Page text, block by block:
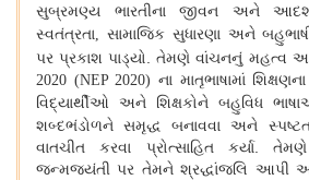
સુબ્રમણ્ય ભારતીના જીવન અને
સ્વતંત્રતા
સામાજિક સુધારણા અને
પર પ્રકાશ પાડ્યો. તેમણે વાંચનનું મહત્વ
2020 (NEP 2020) ના માતૃભાષામાં
વિદ્યાર્થીઓ અને શિક્ષકોને બહુવિધ
શબ્દભંડોળને સમૃદ્ધ બનાવવા અને
વાતચીત કરવા પ્રોત્સાહિત કર્યા.
જન્મજયંતી પર તેમને શ્રદ્ધાંજલિ આપી